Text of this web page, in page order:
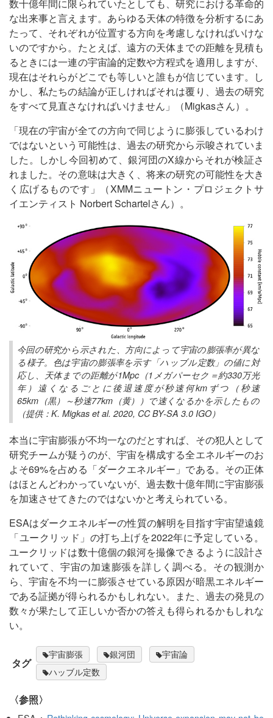
数十億年間に限られていたとしても、研究における革命的
な出来事と言えます。あらゆる天体の特徴を分析するにあ
たって、それぞれが位置する方向を考慮しなければいけな
いのですから。たとえば、遠方の天体までの距離を見積も
るときには一連の宇宙論的定数や方程式を適用しますが、
現在はそれらがどこでも等しいと誰もが信じています。し
かし、私たちの結論が正しければそれは覆り、過去の研究
をすべて見直さなければいけません」（Migkasさん）。
「現在の宇宙が全ての方向で同じように膨張しているわけ
ではないという可能性は、過去の研究から示唆されていま
した。しかし今回初めて、銀河団のX線からそれが検証さ
れました。その意味は大きく、将来の研究の可能性を大き
く広げるものです」（XMMニュートン・プロジェクトサ
イエンティスト Norbert Schartelさん）。
今回の研究から示された、方向によって宇宙の膨張率が異な
る様子。色は宇宙の膨張率を示す「ハッブル定数」の値に対
応し、天体までの距離が1Mpc（1メガパーセク＝約330万光
年）遠くなるごとに後退速度が秒速何kmずつ（秒速
65km（黒）～秒速77km（黄））で速くなるかを示したもの
（提供：K. Migkas et al. 2020, CC BY-SA 3.0 IGO）
本当に宇宙膨張が不均一なのだとすれば、その犯人として
研究チームが疑うのが、宇宙を構成する全エネルギーのお
よそ69%を占める「ダークエネルギー」である。その正体
はほとんどわかっていないが、過去数十億年間に宇宙膨張
を加速させてきたのではないかと考えられている。
ESAはダークエネルギーの性質の解明を目指す宇宙望遠鏡
「ユークリッド」の打ち上げを2022年に予定している。
ユークリッドは数十億個の銀河を撮像できるように設計さ
れていて、宇宙の加速膨張を詳しく調べる。その観測か
ら、宇宙を不均一に膨張させている原因が暗黒エネルギー
である証拠が得られるかもしれない。また、過去の発見の
数々が果たして正しいか否かの答えも得られるかもしれな
い。
タグ
宇宙膨張 銀河団
宇宙論
ハッブル定数
〈参照〉